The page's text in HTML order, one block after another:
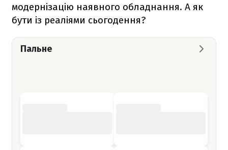
модернізацію наявного обладнання. А як
бути із реаліями сьогодення?
Пальне